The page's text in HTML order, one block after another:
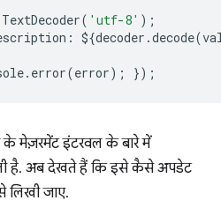
TextDecoder( 'utf-8' );
: ${decoder .decode(
. error(error); });
के मेज़रमेंट इंटरवल के बारे में
ली है. अब देखते हैं कि इसे कैसे अपडेट
लिखी जाए.